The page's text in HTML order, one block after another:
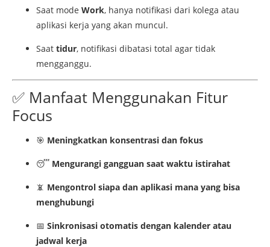
Saat mode Work, hanya notifikasi dari kolega atau
aplikasi kerja yang akan muncul.
Saat tidur, notifikasi dibatasi total agar tidak
mengganggu.
✅ Manfaat Menggunakan Fitur
Focus
🎯 Meningkatkan konsentrasi dan fokus
😴 Mengurangi gangguan saat waktu istirahat
📵 Mengontrol siapa dan aplikasi mana yang bisa
menghubungi
📅 Sinkronisasi otomatis dengan kalender atau
jadwal kerja